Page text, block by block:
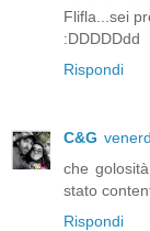
Flifla...sei
:DDDDDdd
Rispondi
C&G
che
stato
Rispondi